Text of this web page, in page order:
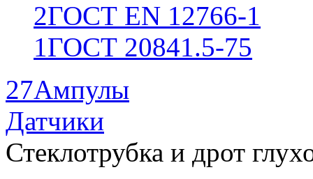
2ГОСТ EN 12766-1
1ГОСТ 20841.5-75
27Ампулы
Датчики
Стеклотрубка и дрот